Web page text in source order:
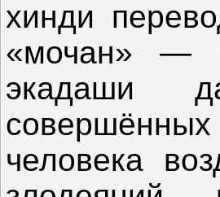
хинди
«мочан» —
экадаши
человека